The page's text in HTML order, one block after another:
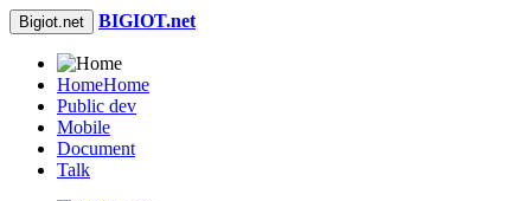
Bigiot.net BIGIOT.net
HomeHome
Public dev
Mobile
Document
Talk